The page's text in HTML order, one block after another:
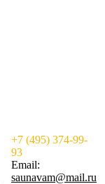
+7 (495) 374-99-
93
Email:
saunavam@mail.ru